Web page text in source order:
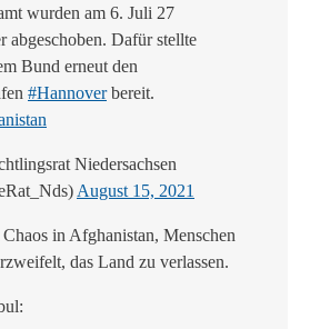
wurden am 6. Juli 27
abgeschoben. Dafür stellte
Bund erneut den
#Hannoverbereit.
Niedersachsen
August 15, 2021
Chaos in Afghanistan, Menschen
das Land zu verlassen.